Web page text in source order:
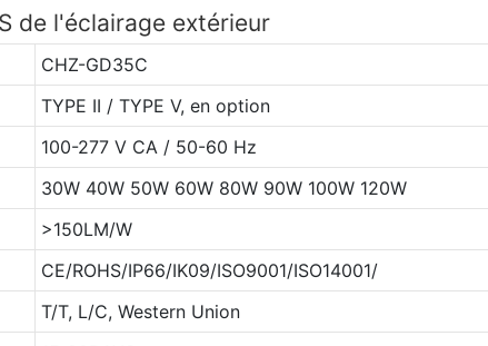
de l'éclairage extérieur
CHZ-GD35C
TYPE II / TYPE V, en option
100-277 V CA / 50-60 Hz
30W 40W 50W 60W 80W 90W 100W 120W
>150LM/W
CE/ROHS/IP66/IK09/ISO9001/ISO14001/
T/T, L/C, Western Union